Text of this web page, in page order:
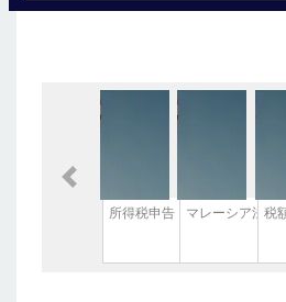
所得税申告・納付期間延長！
マレーシア法人
税
Previous